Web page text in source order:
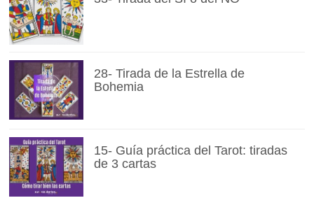
28- Tirada de la Estrella de
Bohemia
15- Guía práctica del Tarot: tiradas
de 3 cartas